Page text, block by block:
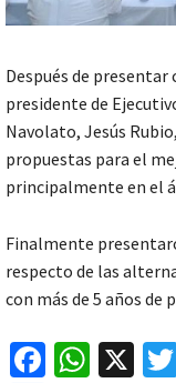
Después de presentar
presidente de
Navolato, Jesús
propuestas para el
principalmente en el
Finalmente
respecto de las
con más de 5 años de
Fa W X